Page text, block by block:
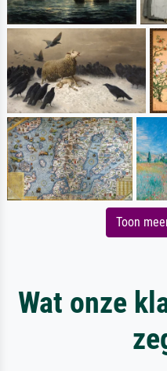
Toon
Wat onze